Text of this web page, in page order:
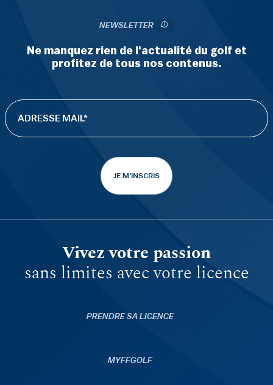
NEWSLETTER
Ne manquez rien de l'actualité du golf et
profitez de tous nos contenus.
JE M'INSCRIS
Vivez votre passion
sans limites avec votre licence
PRENDRE SA LICENCE
MYFFGOLF